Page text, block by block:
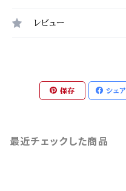
レビュー
保存 シェア
最近チェックした商品